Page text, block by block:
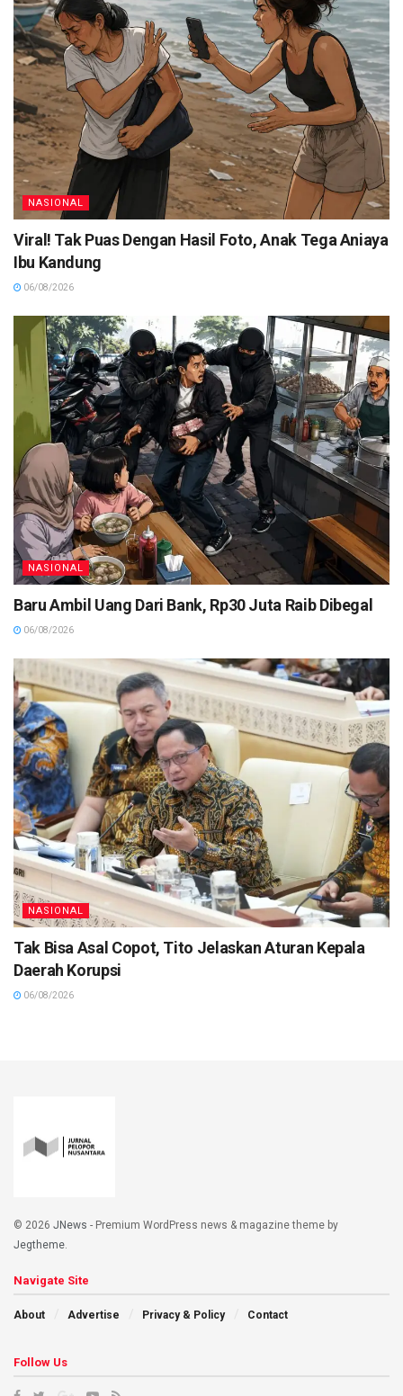
NASIONAL
Viral! Tak Puas Dengan Hasil Foto, Anak Tega Aniaya
Ibu Kandung
06/08/2026
NASIONAL
Baru Ambil Uang Dari Bank, Rp30 Juta Raib Dibegal
06/08/2026
NASIONAL
Tak Bisa Asal Copot, Tito Jelaskan Aturan Kepala
Daerah Korupsi
06/08/2026
© 2026 JNews - Premium WordPress news & magazine theme by
Jegtheme.
Navigate Site
About Advertise Privacy & Policy Contact
Follow Us